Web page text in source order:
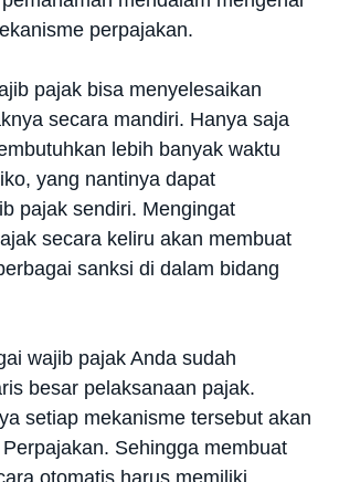
perpajakan.
pajak bisa menyelesaikan
secara mandiri. Hanya saja
lebih banyak waktu
yang nantinya dapat
pajak sendiri. Mengingat
secara keliru akan membuat
sanksi di dalam bidang
wajib pajak Anda sudah
besar pelaksanaan pajak.
setiap mekanisme tersebut akan
Sehingga membuat
otomatis harus memiliki